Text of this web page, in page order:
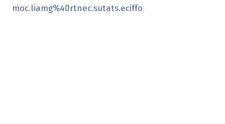
moc.liamg%40rtnec.sutats.eciffo